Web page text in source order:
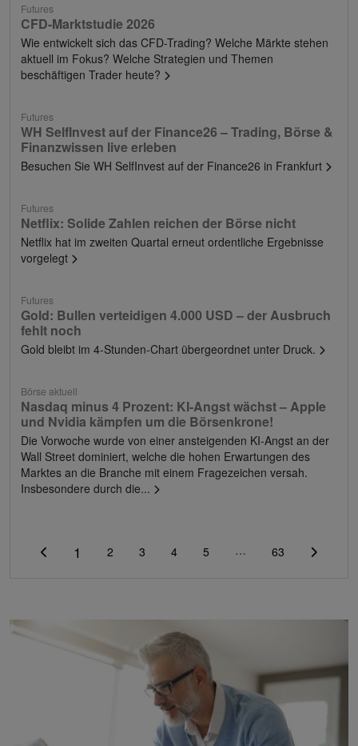
Futures
CFD-Marktstudie 2026
Wie entwickelt sich das CFD-Trading? Welche Märkte stehen
aktuell im Fokus? Welche Strategien und Themen
beschäftigen Trader heute?
Futures
WH SelfInvest auf der Finance26 – Trading, Börse &
Finanzwissen live erleben
Besuchen Sie WH SelfInvest auf der Finance26 in Frankfurt
Futures
Netflix: Solide Zahlen reichen der Börse nicht
Netflix hat im zweiten Quartal erneut ordentliche Ergebnisse
vorgelegt
Futures
Gold: Bullen verteidigen 4.000 USD – der Ausbruch
fehlt noch
Gold bleibt im 4-Stunden-Chart übergeordnet unter Druck.
Börse aktuell
Nasdaq minus 4 Prozent: KI-Angst wächst – Apple
und Nvidia kämpfen um die Börsenkrone!
Die Vorwoche wurde von einer ansteigenden KI-Angst an der
Wall Street dominiert, welche die hohen Erwartungen des
Marktes an die Branche mit einem Fragezeichen versah.
Insbesondere durch die...
1 2 3 4 5 … 63